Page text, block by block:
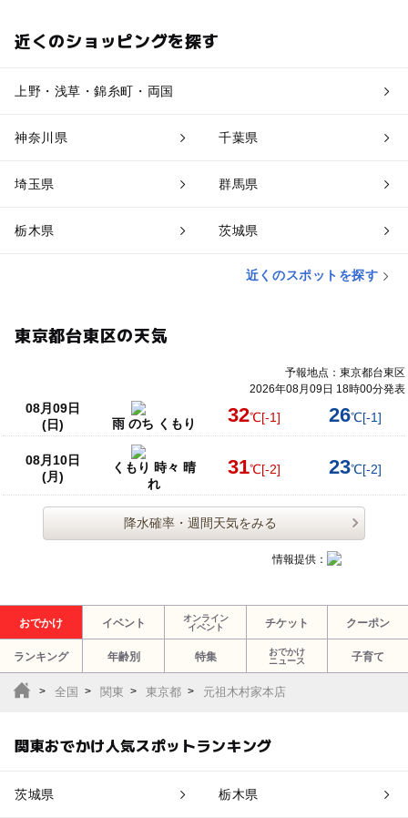
近くのショッピングを探す
上野・浅草・錦糸町・両国
神奈川県 千葉県
埼玉県 群馬県
栃木県 茨城県
近くのスポットを探す
東京都台東区の天気
予報地点：東京都台東区
2026年08月09日 18時00分発表
08月09日
(日)
雨 のち くもり 32℃[-1] 26℃[-1]
08月10日
(月)
くもり 時々 晴
れ
31℃[-2] 23℃[-2]
降水確率・週間天気をみる
情報提供：
おでかけ イベント
オンライン
イベント
チケット クーポン
ランキング 年齢別 特集
おでかけ
ニュース
子育て
全国 関東 東京都 元祖木村家本店
関東おでかけ人気スポットランキング
茨城県 栃木県